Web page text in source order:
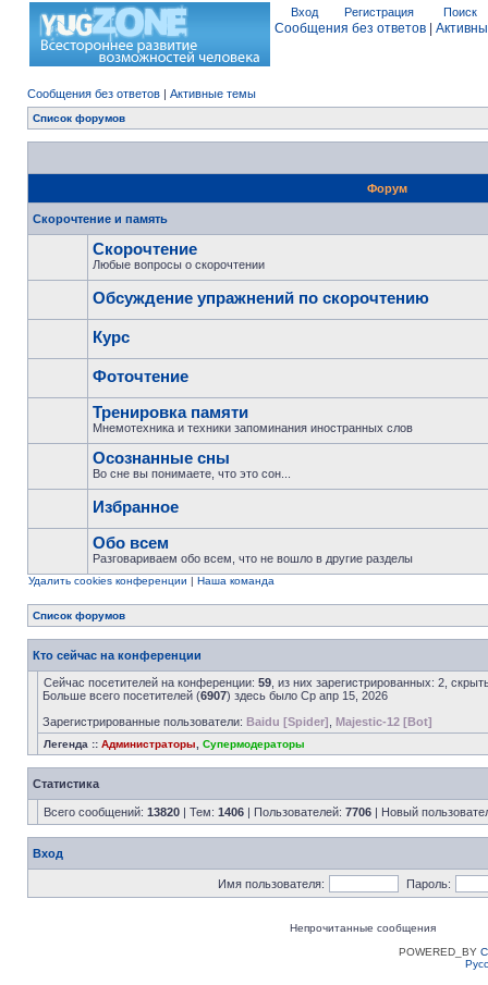
Вход Регистрация Поиск
Сообщения без ответов
Сообщения без ответов | Активные темы
Список форумов
Форум
Скорочтение и память
Скорочтение
Любые вопросы о скорочтении
Обсуждение упражнений по скорочтению
Курс
Фоточтение
Тренировка памяти
Мнемотехника и техники запоминания иностранных слов
Осознанные сны
Во сне вы понимаете, что это сон...
Избранное
Обо всем
Разговариваем обо всем, что не вошло в другие разделы
Удалить cookies конференции | Наша команда
Список форумов
Кто сейчас на конференции
Сейчас посетителей на конференции: 59 , из них зарегистрированных: 2,
Больше всего посетителей (6907) здесь было Ср апр 15, 2026
Зарегистрированные пользователи: Baidu [Spider] Majestic-12 [Bot]
Легенда :: Администраторы Супермодераторы
Статистика
Всего сообщений: 13820 | Тем: 1406 | Пользователей: 7706 | Новый
Вход
Имя пользователя: Пароль:
Непрочитанные сообщения
POWERED_BY